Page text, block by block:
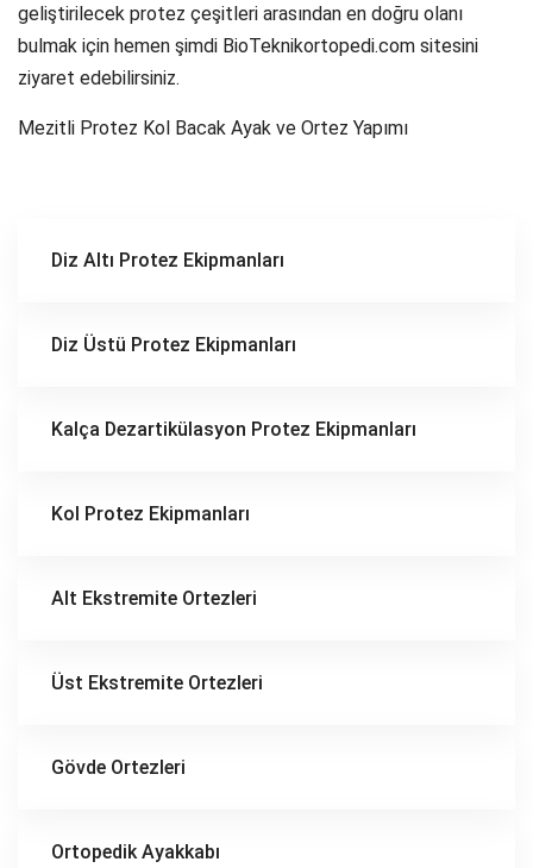
geliştirilecek protez çeşitleri arasından en doğru olanı
bulmak için hemen şimdi BioTeknikortopedi.com sitesini
ziyaret edebilirsiniz.
Mezitli Protez Kol Bacak Ayak ve Ortez Yapımı
Diz Altı Protez Ekipmanları
Diz Üstü Protez Ekipmanları
Kalça Dezartikülasyon Protez Ekipmanları
Kol Protez Ekipmanları
Alt Ekstremite Ortezleri
Üst Ekstremite Ortezleri
Gövde Ortezleri
Ortopedik Ayakkabı